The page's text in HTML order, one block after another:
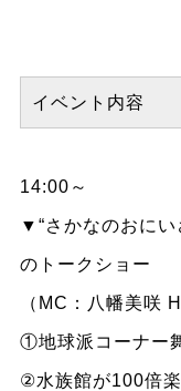
イベント内容
14:00～
▼“さかなのおにい
のトークショー
（MC：八幡美咲
①地球派コーナー
②水族館が100倍